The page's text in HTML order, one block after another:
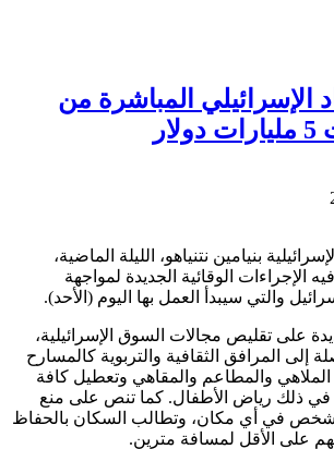
الإسرائيلي المباشرة من
بنيامين نتنياهو، الليلة الماضية،
الإجراءات الوقائية الجديدة لمواجهة
والتي سيبدأ العمل بها اليوم (الأحد).
على تقليص مجالات السوق الإسرائيلية،
إلى المرافق الثقافية والتربوية كالمسارح
الملاهي والمطاعم والمقاهي وتعطيل كافة
في ذلك رياض الأطفال. كما تنص على منع
احتشاد أكثر من 100 شخص في أي مكان، وتطالب السكان بالحفاظ
على الأقل لمسافة مترين.